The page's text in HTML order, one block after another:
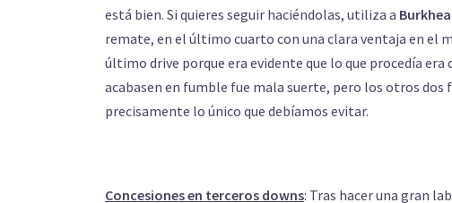
está bien. Si quieres seguir haciéndolas, utiliza a
remate, en el último cuarto con una clara ventaja en el
último drive porque era evidente que lo que procedía era
acabasen en fumble fue mala suerte, pero los otros
precisamente lo único que debíamos evitar.
Concesiones en terceros downs: Tras hacer una gran